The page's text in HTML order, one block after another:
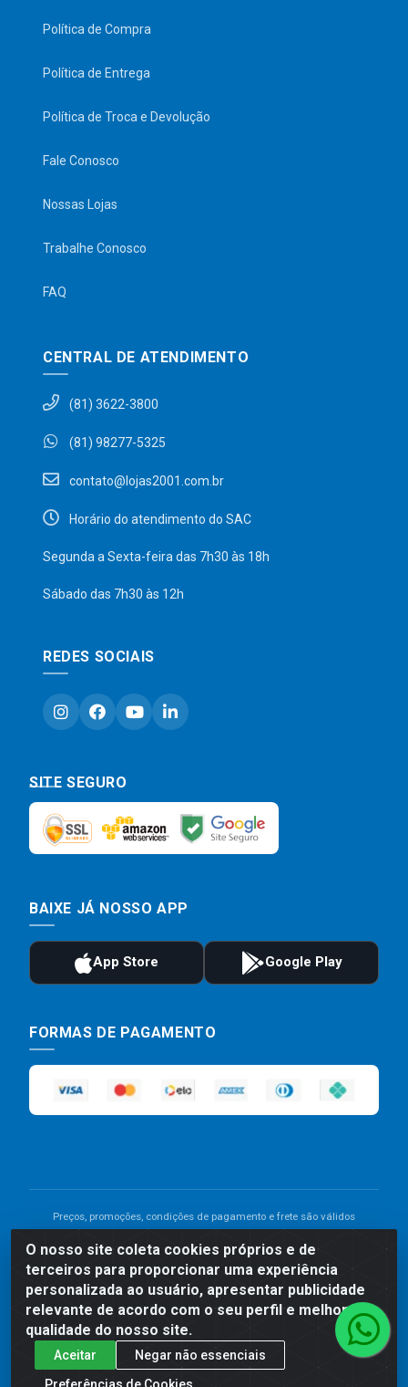
O nosso site coleta cookies próprios e de
terceiros para proporcionar uma experiência
personalizada ao usuário, apresentar publicidade
relevante de acordo com o seu perfil e melhorar a
qualidade do nosso site.
Aceitar
Negar não essenciais
Preferências de Cookies
Política de Compra
Política de Entrega
Política de Troca e Devolução
Fale Conosco
Nossas Lojas
Trabalhe Conosco
FAQ
CENTRAL DE ATENDIMENTO
(81) 3622-3800
(81) 98277-5325
contato@lojas2001.com.br
Horário do atendimento do SAC
Segunda a Sexta-feira das 7h30 às 18h
Sábado das 7h30 às 12h
REDES SOCIAIS
SITE SEGURO
BAIXE JÁ NOSSO APP
FORMAS DE PAGAMENTO
Preços, promoções, condições de pagamento e frete são válidos
divergência de preço de um produto, será válido o preço que for
exibido no carrinho de compras do site no momento do pagamento.
As vendas estão sujeitas a análise e disponibilidade do estoque.
Imagens de produtos meramente ilustrativas.
Comercial de Construção 2001 LTDA - Av. Congresso
Eucarístico, 1179 - São José, Carpina - PE - CEP: 55811-
000 - 70.220.389/0001-66